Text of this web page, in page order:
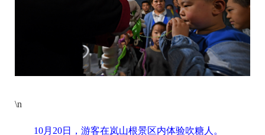
\n
10月20日，游客在岚山根景区内体验吹糖人。